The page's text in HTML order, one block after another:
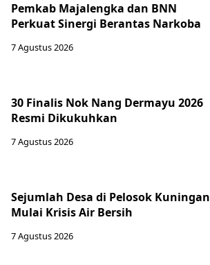
Pemkab Majalengka dan BNN
Perkuat Sinergi Berantas Narkoba
7 Agustus 2026
30 Finalis Nok Nang Dermayu 2026
Resmi Dikukuhkan
7 Agustus 2026
Sejumlah Desa di Pelosok Kuningan
Mulai Krisis Air Bersih
7 Agustus 2026